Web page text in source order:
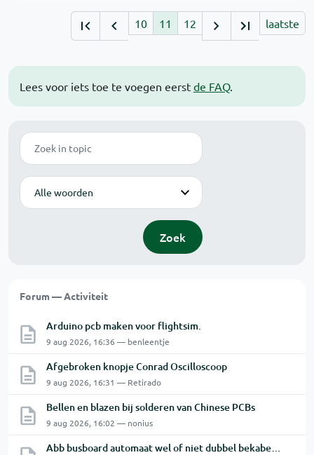
Lees voor iets toe te voegen eerst de FAQ.
Zoek
Modus
Zoek
Forum — Activiteit
Arduino pcb maken voor flightsim.
9 aug 2026, 16:36 — benleentje
Afgebroken knopje Conrad Oscilloscoop
9 aug 2026, 16:31 — Retirado
Bellen en blazen bij solderen van Chinese PCBs
9 aug 2026, 16:02 — nonius
Abb busboard automaat wel of niet dubbel bekabelen ?
10 11 12 laatste